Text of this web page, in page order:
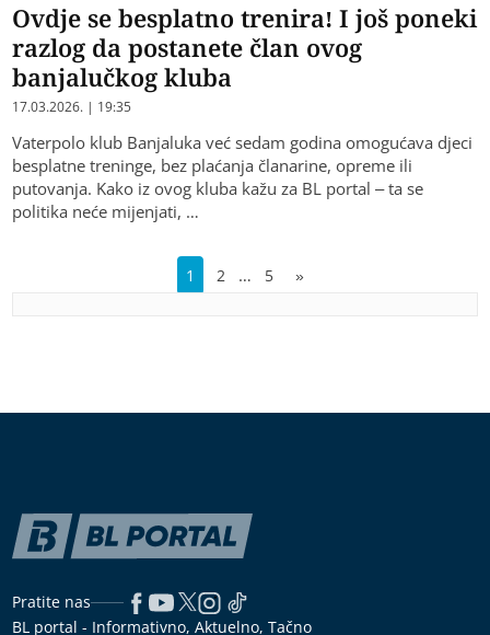
Ovdje se besplatno trenira! I još poneki
razlog da postanete član ovog
banjalučkog kluba
17.03.2026. | 19:35
Vaterpolo klub Banjaluka već sedam godina omogućava djeci
besplatne treninge, bez plaćanja članarine, opreme ili
putovanja. Kako iz ovog kluba kažu za BL portal – ta se
politika neće mijenjati, …
1 2 … 5 »
Pratite nas
BL portal - Informativno, Aktuelno, Tačno